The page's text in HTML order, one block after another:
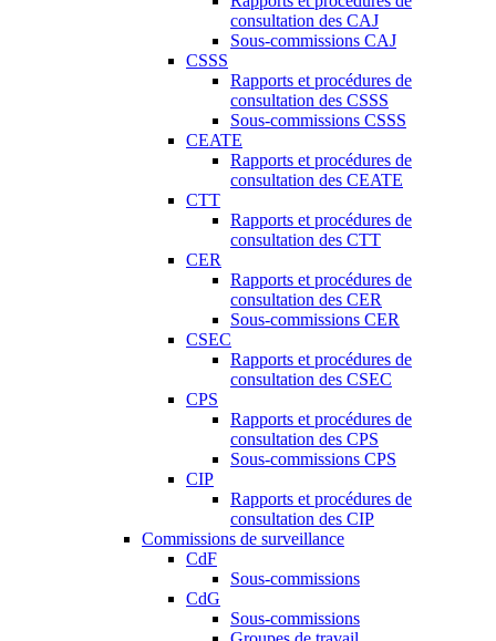
consultation des CAJ
Sous-commissions CAJ
CSSS
Rapports et procédures de
consultation des CSSS
Sous-commissions CSSS
CEATE
Rapports et procédures de
consultation des CEATE
CTT
Rapports et procédures de
consultation des CTT
CER
Rapports et procédures de
consultation des CER
Sous-commissions CER
CSEC
Rapports et procédures de
consultation des CSEC
CPS
Rapports et procédures de
consultation des CPS
Sous-commissions CPS
CIP
Rapports et procédures de
consultation des CIP
Commissions de surveillance
CdF
Sous-commissions
CdG
Sous-commissions